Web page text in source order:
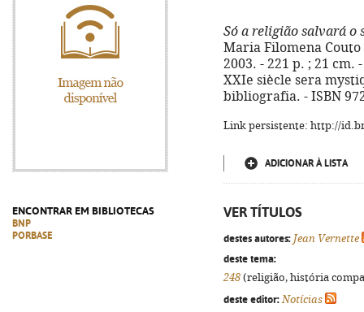
ENCONTRAR EM BIBLIOTECAS
BNP
PORBASE
Só a religião salvará o
Maria Filomena Couto
2003. - 221 p. ; 21 cm.
XXIe siècle sera
bibliografia. - ISBN
Link persistente: http://
ADICIONAR À LISTA
VER TÍTULOS
destes autores: Jean Vernette
deste tema:
248 (religião, história
deste editor: Notícias